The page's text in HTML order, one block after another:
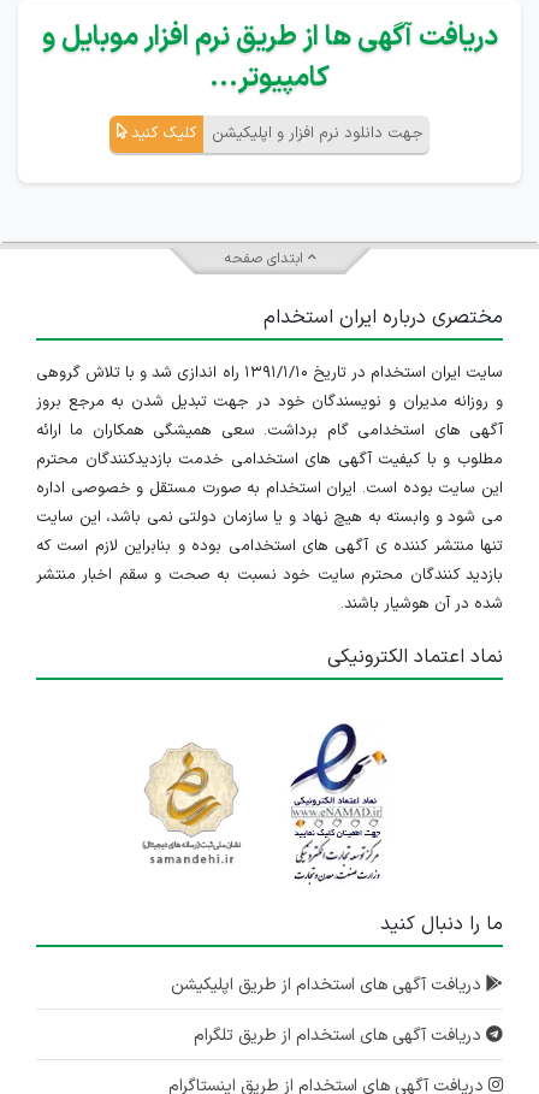
دریافت آگهی ها از طریق نرم افزار موبایل و
کامپیوتر...
جهت دانلود نرم افزار و اپلیکیشن کلیک کنید
ابتدای صفحه
مختصری درباره ایران استخدام
سایت ایران استخدام در تاریخ ۱۳۹۱/۱/۱۰ راه اندازی شد و با تلاش گروهی
و روزانه مدیران و نویسندگان خود در جهت تبدیل شدن به مرجع بروز
آگهی های استخدامی گام برداشت. سعی همیشگی همکاران ما ارائه
مطلوب و با کیفیت آگهی های استخدامی خدمت بازدیدکنندگان محترم
این سایت بوده است. ایران استخدام به صورت مستقل و خصوصی اداره
می شود و وابسته به هیچ نهاد و یا سازمان دولتی نمی باشد، این سایت
تنها منتشر کننده ی آگهی های استخدامی بوده و بنابراین لازم است که
بازدید کنندگان محترم سایت خود نسبت به صحت و سقم اخبار منتشر
شده در آن هوشیار باشند.
نماد اعتماد الکترونیکی
ما را دنبال کنید
دریافت آگهی های استخدام از طریق اپلیکیشن
دریافت آگهی های استخدام از طریق تلگرام
دریافت آگهی های استخدام از طریق اینستاگرام